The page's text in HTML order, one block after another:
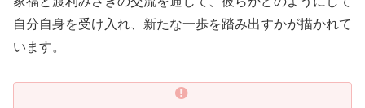
自分自身を受け入れ、新たな一歩を踏み出すかが描かれて
います。